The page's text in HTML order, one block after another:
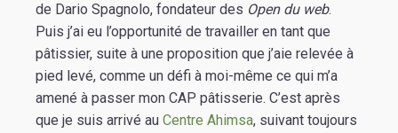
de Dario Spagnolo, fondateur des Open du web.
Puis j’ai eu l’opportunité de travailler en tant que
pâtissier, suite à une proposition que j’aie relevée à
pied levé, comme un défi à moi-même ce qui m’a
amené à passer mon CAP pâtisserie. C’est après
que je suis arrivé au Centre Ahimsa, suivant toujours